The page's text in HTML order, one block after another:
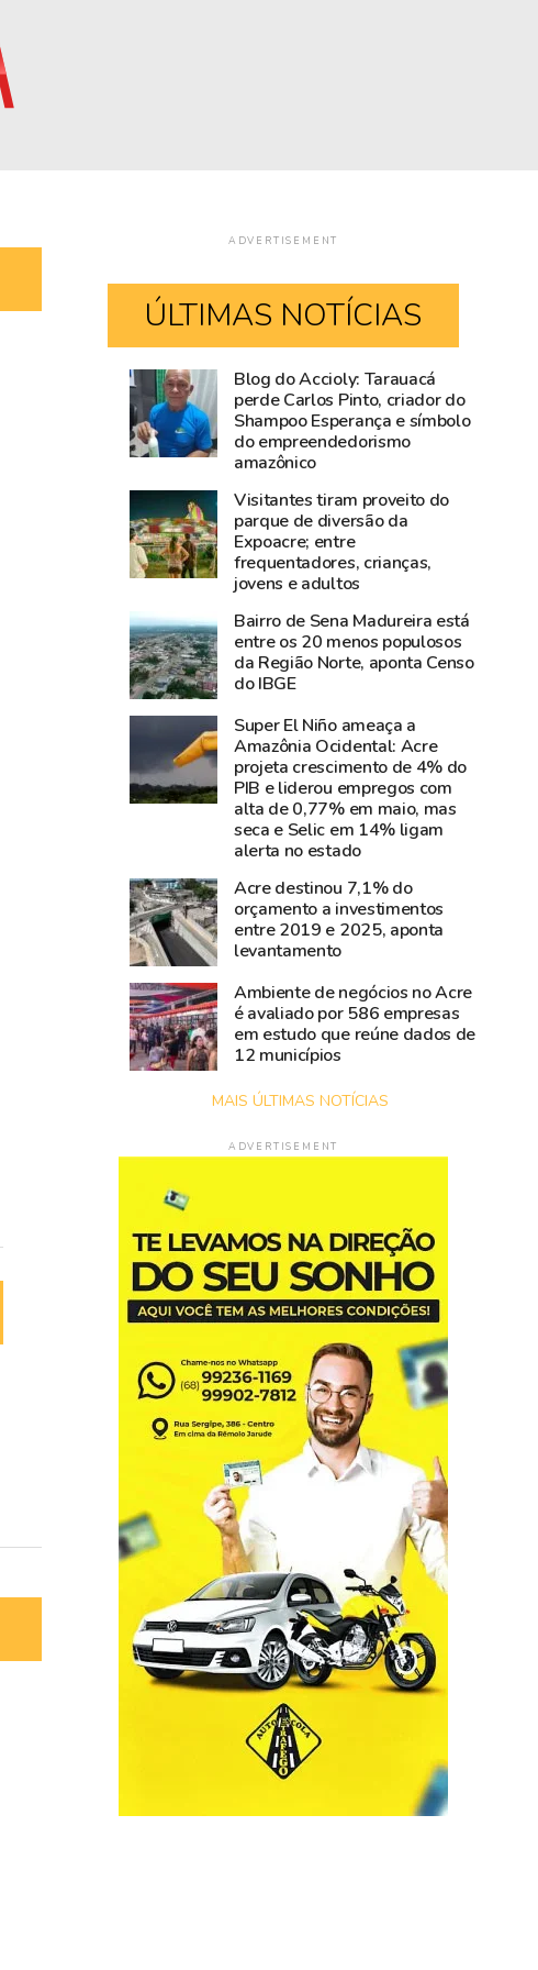
ADVERTISEMENT
ÚLTIMAS NOTÍCIAS
Comércio
de
Rio
aposta
em
Dia
dos
Pais
aquecido
66%
dos
empresários
esperam
aumento
Mailza
tieta
Ana
diz
que
show
da
cantora
foi
um
dos
grandes
sucesso
da
Blog do Accioly: Tarauacá
perde Carlos Pinto, criador do
Shampoo Esperança e símbolo
do empreendedorismo
amazônico
Visitantes tiram proveito do
parque de diversão da
Expoacre; entre
frequentadores, crianças,
jovens e adultos
Bairro de Sena Madureira está
entre os 20 menos populosos
da Região Norte, aponta Censo
do IBGE
Super El Niño ameaça a
Amazônia Ocidental: Acre
projeta crescimento de 4% do
PIB e liderou empregos com
alta de 0,77% em maio, mas
seca e Selic em 14% ligam
alerta no estado
Acre destinou 7,1% do
orçamento a investimentos
entre 2019 e 2025, aponta
levantamento
Ambiente de negócios no Acre
é avaliado por 586 empresas
em estudo que reúne dados de
12 municípios
MAIS ÚLTIMAS NOTÍCIAS
ADVERTISEMENT